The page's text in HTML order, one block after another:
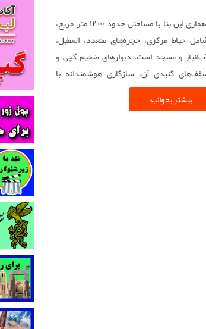
معماری این بنا با مساحتی حدود ۱۲٬۰۰۰ متر مربع،
حیاط مرکزی، حجره‌های متعدد، اسطبل،
و مسجد است. دیوارهای ضخیم گچی و
گنبدی آن، سازگاری هوشمندانه با
کویری را نشان می‌دهد.
بیشتر بخوانید